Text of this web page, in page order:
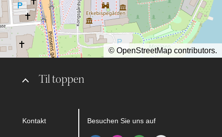
Til toppen
Kontakt Besuchen Sie uns auf
© OpenStreetMap contributors.